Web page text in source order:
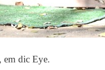
em dic Eye.